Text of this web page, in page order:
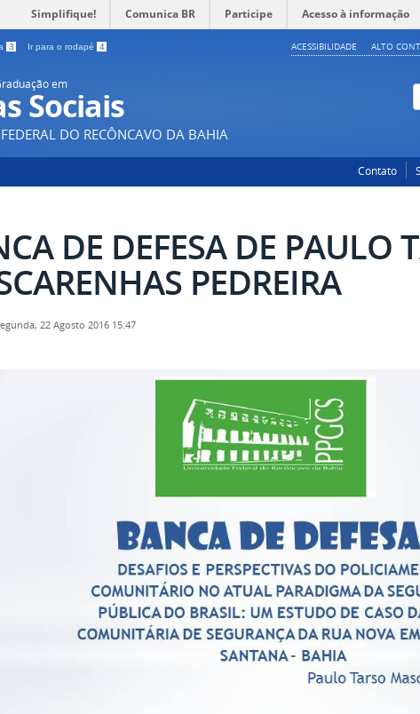
Simplifique! Comunica BR Participe Acesso à informação
3 Ir para o rodapé 4 ACESSIBILIDADE ALTO
em
Sociais
DO RECÔNCAVO DA BAHIA
Contato
DE DEFESA DE PAULO
PEDREIRA
22 Agosto 2016 15:47